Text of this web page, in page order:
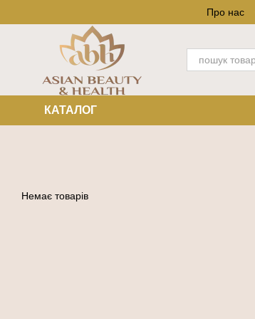
Про нас
КАТАЛОГ
Немає товарів